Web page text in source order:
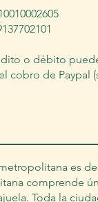
o débito
cobro de
es
comprende
Toda la